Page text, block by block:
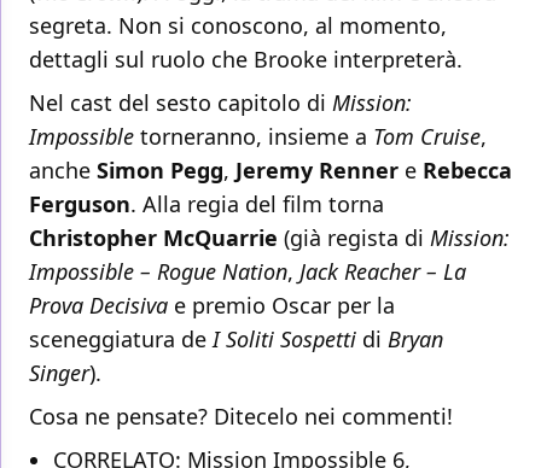
segreta. Non si conoscono, al momento,
dettagli sul ruolo che Brooke interpreterà.
Nel cast del sesto capitolo di Mission:
Impossible torneranno, insieme a Tom Cruise,
anche Simon Pegg, Jeremy Renner e Rebecca
Ferguson. Alla regia del film torna
Christopher McQuarrie (già regista di Mission:
Impossible – Rogue Nation, Jack Reacher – La
Prova Decisiva e premio Oscar per la
sceneggiatura deI Soliti Sospetti di Bryan
Singer).
Cosa ne pensate? Ditecelo nei commenti!
CORRELATO: Mission Impossible 6,